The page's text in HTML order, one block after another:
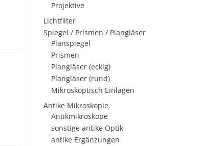
Projektive
Lichtfilter
Spiegel / Prismen / Plangläser
Planspiegel
Prismen
Plangläser (eckig)
Plangläser (rund)
Mikroskoptisch Einlagen
Antike Mikroskopie
Antikmikroskope
sonstige antike Optik
antike Ergänzungen